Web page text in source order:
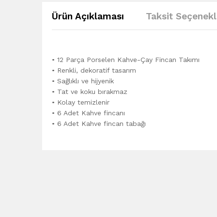
Ürün Açıklaması Taksit
• 12 Parça Porselen Kahve-Çay Fincan Takımı
• Renkli, dekoratif tasarım
• Sağlıklı ve hijyenik
• Tat ve koku bırakmaz
• Kolay temizlenir
• 6 Adet Kahve fincanı
• 6 Adet Kahve fincan tabağı